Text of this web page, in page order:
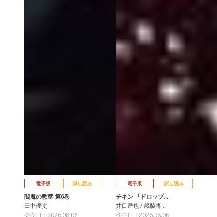
電子版 試し読み
閻魔の教室 第6巻
田中優吏
発売日：2026.08.06
電子版 試し読み
チキン 「ドロップ…
井口達也 / 歳脇将…
発売日：2026.08.06